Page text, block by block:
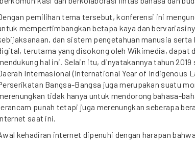
pemilihan tema tersebut, konferensi ini
mempertimbangkan betapa kaya dan
dan sistem pengetahuan manusia serta
terutama yang disokong oleh Wikimedia, dapat
hal ini. Selain itu, dinyatakannya tahun 2019
Internasional (International Year of Indigenous
Bangsa-Bangsa juga merupakan suatu
tidak hanya untuk mendorong bahasa-
punah tetapi juga merenungkan seberapa
saat ini.
kehadiran internet dipenuhi dengan harapan